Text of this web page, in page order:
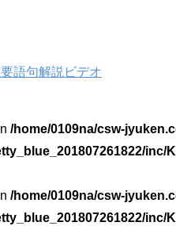
語句解説ビデオ
/home/0109na/csw-
inc/
/home/0109na/csw-
inc/